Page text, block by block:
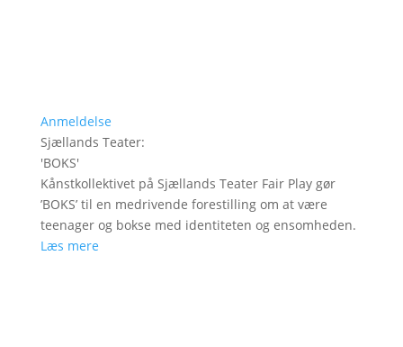
Anmeldelse
Sjællands Teater:
'BOKS'
Kånstkollektivet på Sjællands Teater Fair Play gør
’BOKS’ til en medrivende forestilling om at være
teenager og bokse med identiteten og ensomheden.
Læs mere